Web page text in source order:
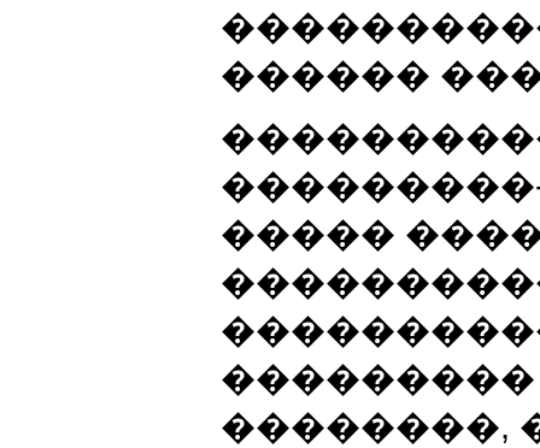
������
�����
��������,